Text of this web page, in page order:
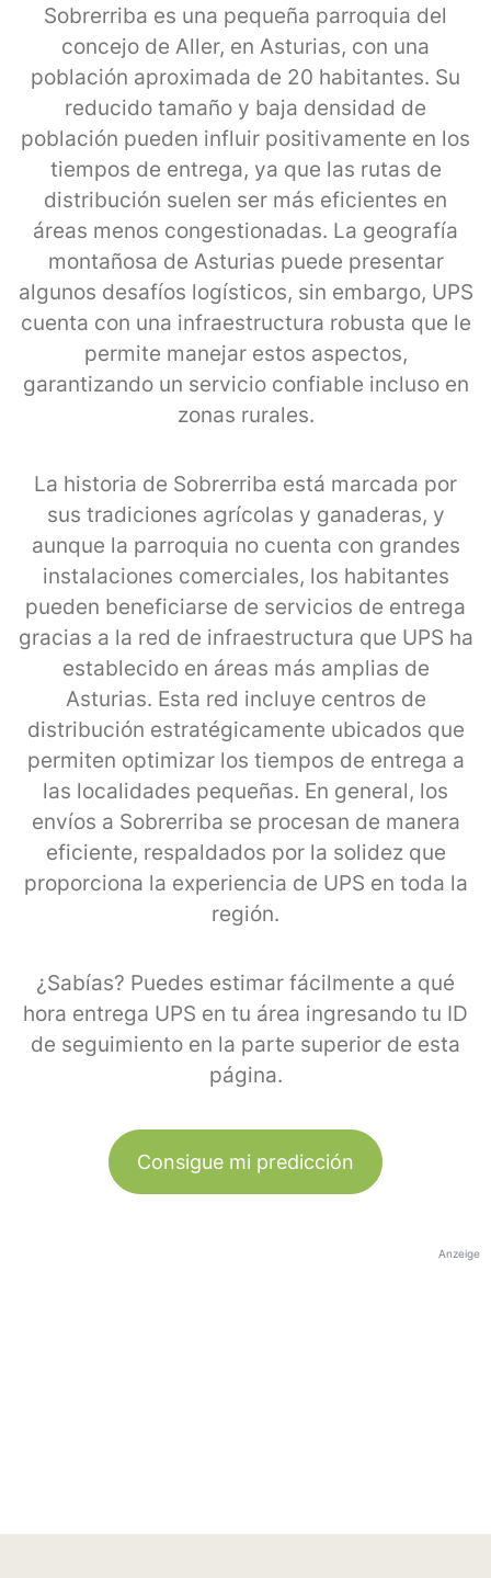
Sobrerriba es una pequeña parroquia del
concejo de Aller, en Asturias, con una
población aproximada de 20 habitantes. Su
reducido tamaño y baja densidad de
población pueden influir positivamente en los
tiempos de entrega, ya que las rutas de
distribución suelen ser más eficientes en
áreas menos congestionadas. La geografía
montañosa de Asturias puede presentar
algunos desafíos logísticos, sin embargo, UPS
cuenta con una infraestructura robusta que le
permite manejar estos aspectos,
garantizando un servicio confiable incluso en
zonas rurales.
La historia de Sobrerriba está marcada por
sus tradiciones agrícolas y ganaderas, y
aunque la parroquia no cuenta con grandes
instalaciones comerciales, los habitantes
pueden beneficiarse de servicios de entrega
gracias a la red de infraestructura que UPS ha
establecido en áreas más amplias de
Asturias. Esta red incluye centros de
distribución estratégicamente ubicados que
permiten optimizar los tiempos de entrega a
las localidades pequeñas. En general, los
envíos a Sobrerriba se procesan de manera
eficiente, respaldados por la solidez que
proporciona la experiencia de UPS en toda la
región.
¿Sabías? Puedes estimar fácilmente a qué
hora entrega UPS en tu área ingresando tu ID
de seguimiento en la parte superior de esta
página.
Consigue mi predicción
Anzeige